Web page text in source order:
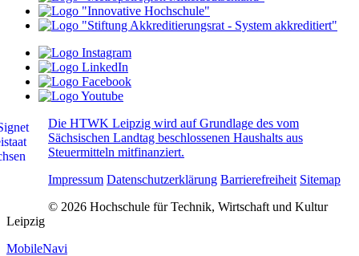
Die HTWK Leipzig wird auf Grundlage des vom
Sächsischen Landtag beschlossenen Haushalts aus
Steuermitteln mitfinanziert.
Impressum Datenschutzerklärung Barrierefreiheit Sitemap
© 2026 Hochschule für Technik, Wirtschaft und Kultur
Leipzig
MobileNavi